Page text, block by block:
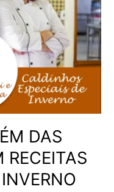
DAS
RECEITAS